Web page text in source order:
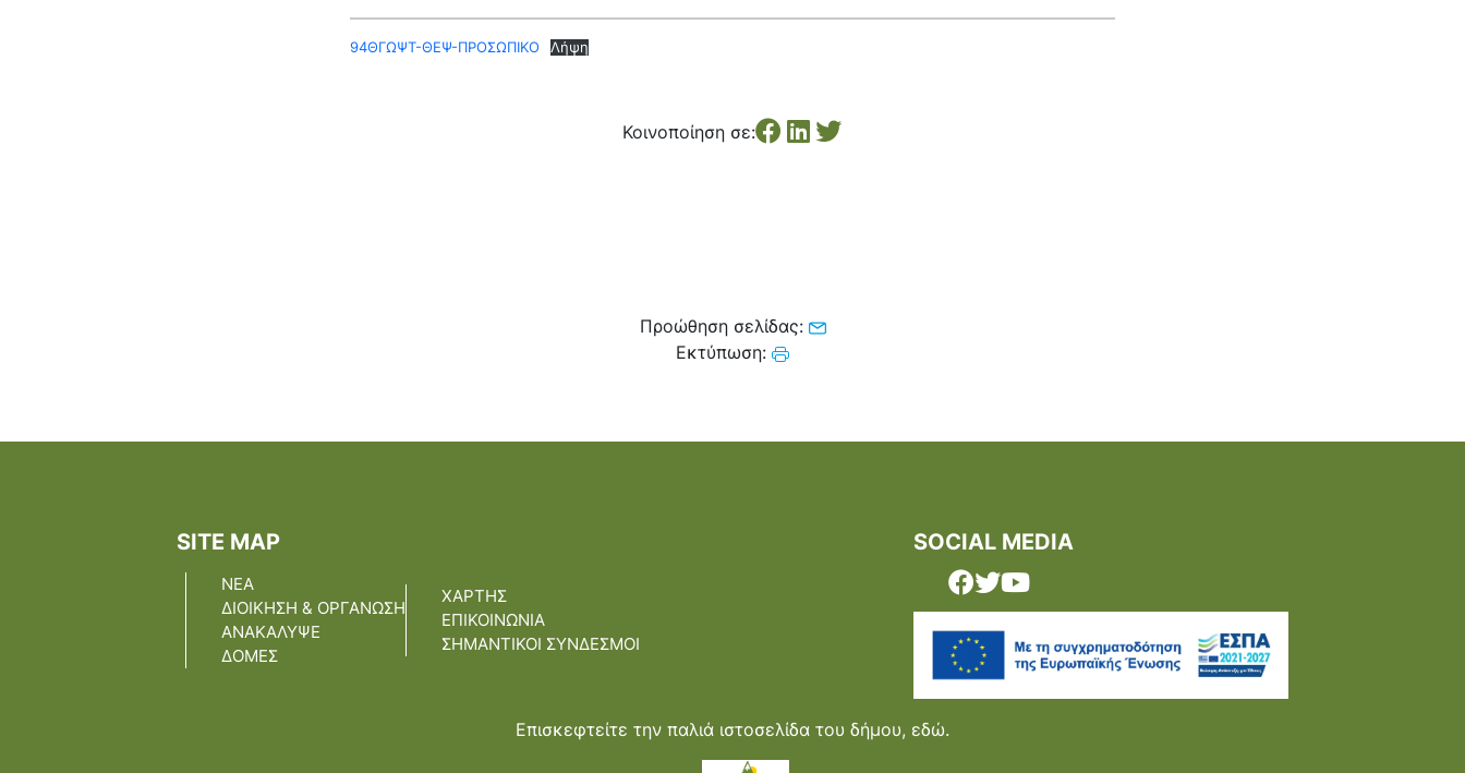
94ΘΓΩΨΤ-ΘΕΨ-ΠΡΟΣΩΠΙΚΟ Λήψη
Κοινοποίηση σε:
Προώθηση σελίδας:
Εκτύπωση:
SITE MAP
ΝΕΑ
ΔΙΟΙΚΗΣΗ & ΟΡΓΑΝΩΣΗ
ΑΝΑΚΑΛΥΨΕ
ΔΟΜΕΣ
ΧΑΡΤΗΣ
ΕΠΙΚΟΙΝΩΝΙΑ
ΣΗΜΑΝΤΙΚΟΙ ΣΥΝΔΕΣΜΟΙ
SOCIAL MEDIA
Επισκεφτείτε την παλιά ιστοσελίδα του δήμου, εδώ.